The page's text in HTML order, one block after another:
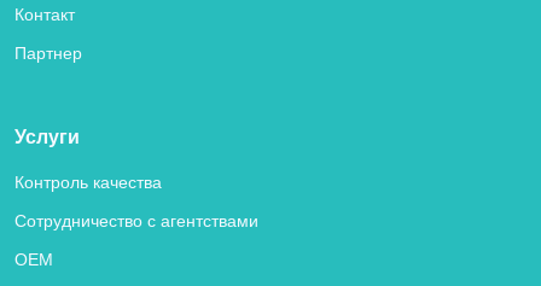
Контакт
Партнер
Услуги
Контроль качества
Сотрудничество с агентствами
OEM